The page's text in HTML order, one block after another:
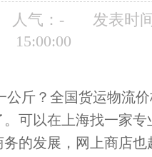
人气： -
发表时
15:00:00
斤？全国货运物流价
可以在上海找一家专
的发展，网上商店